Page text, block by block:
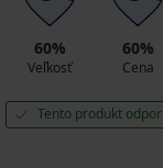
60%
Veľkosť
60%
Cena
Tento produkt